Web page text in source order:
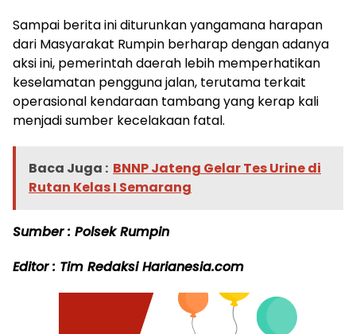
Sampai berita ini diturunkan yangamana harapan
dari Masyarakat Rumpin berharap dengan adanya
aksi ini, pemerintah daerah lebih memperhatikan
keselamatan pengguna jalan, terutama terkait
operasional kendaraan tambang yang kerap kali
menjadi sumber kecelakaan fatal.
Baca Juga : BNNP Jateng Gelar Tes Urine di
Rutan Kelas I Semarang
Sumber : Polsek Rumpin
Editor : Tim Redaksi Harianesia.com